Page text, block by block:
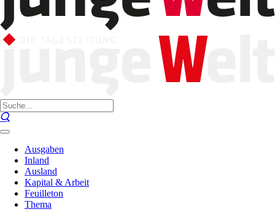
Ausgaben
Inland
Ausland
Kapital & Arbeit
Feuilleton
Thema